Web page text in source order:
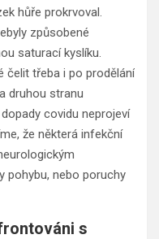
hůře prokrvoval.
způsobené
saturací kyslíku.
čelit třeba i po prodělání
druhou stranu
covidu neprojeví
že některá infekční
pohybu, nebo poruchy
s